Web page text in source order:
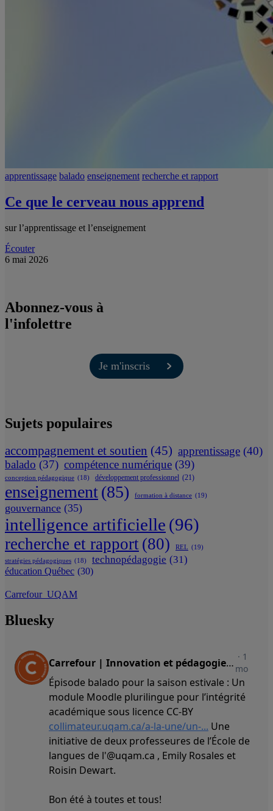
apprentissage balado enseignement recherche et rapport
Ce que le cerveau nous apprend
sur l’apprentissage et l’enseignement
Écouter
6 mai 2026
Abonnez-vous à
l'infolettre
Je m'inscris
Sujets populaires
accompagnement et soutien (45) apprentissage (40)
balado (37) compétence numérique (39)
conception pédagogique (18) développement professionnel (21)
enseignement(85) formation à distance (19)
gouvernance (35)
intelligence artificielle (96)
recherche et rapport (80) REL (19)
stratégies pédagogiques (18) technopédagogie (31)
éducation Québec (30)
Carrefour_UQAM
Bluesky